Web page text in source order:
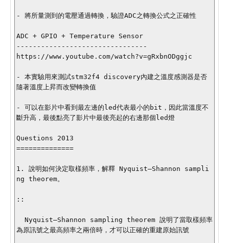
- 將所量測到的電壓通過轉換，驗證ADC之轉換公式之正確性
ADC + GPIO + Temperature Sensor
--------------------------------
https://www.youtube.com/watch?v=gRxbnODggjc
- 本實驗用來測試stm32f4 discovery內建之溫度感測器是否
隨著溫度上昇而改變轉換值
- 可以在影片中看到最左邊的led代表最小的bit，因此當溫度不
斷升高，最後點亮了影片中最後亮起的右邊那個led燈
Questions 2013
==============
1. 說明如何決定取樣頻率，解釋 Nyquist–Shannon sampli
ng theorem。
::
為原訊號之最高頻率之兩倍時，才可以正確的重建原始訊號